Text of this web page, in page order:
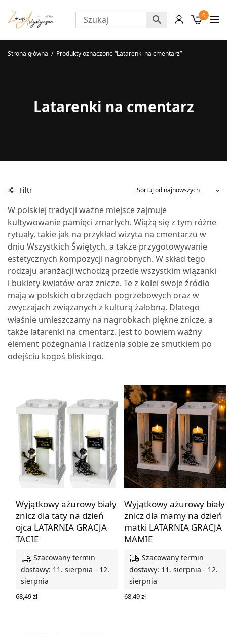
0
Strona główna / Produkty oznaczone “Latarenki na cmentarz”
Latarenki na cmentarz
Filtr
W polskiej tradycji ważne miejsce zajmuje
kultywowanie pamięci zmarłych. Wiążą się z tym różne
rytuały, takie jak na przykład wizyta na cmentarzu w
dniu Wszystkich Świętych, a także przygotowywanie
estetycznych kompozycji nagrobnych. W skład tego
rodzaju aranżacji wchodzą przede wszystkim wiązanki
i bukiety kwiatów oraz znicze. Te z kolei swoje źródło
mają w polskich obrzędach pogrzebowych oraz w
zwyczajach związanych z kulturą żałobną. Dlatego
właśnie umieszczamy na nagrobkach piękne znicze, a
także latarenki na cmentarz. Jest to bowiem ważny
element pożegnania i radzenia sobie ze smutkiem po
odejściu kogoś bliskiego.
Wyjątkowy ażurowy biały
znicz dla taty na dzień
ojca LATARNIA GRACJA
TACIE
Szacowany termin
dostawy: 11. sierpnia - 12.
sierpnia
68,49zł
Wyjątkowy ażurowy biały
znicz dla mamy na dzień
matki LATARNIA GRACJA
MAMIE
Szacowany termin
dostawy: 11. sierpnia - 12.
sierpnia
68,49zł